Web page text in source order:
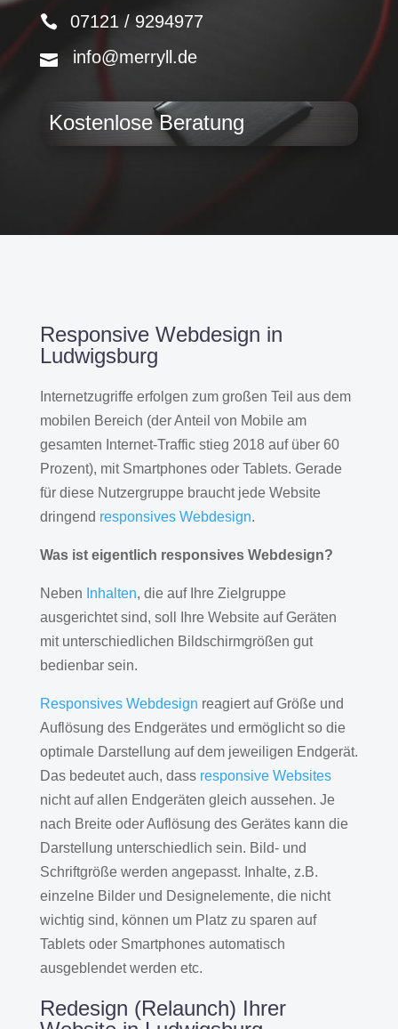
07121 / 9294977
info@merryll.de
Kostenlose Beratung
Responsive Webdesign in
Ludwigsburg
Internetzugriffe erfolgen zum großen Teil aus dem
mobilen Bereich (der Anteil von Mobile am
gesamten Internet-Traffic stieg 2018 auf über 60
Prozent), mit Smartphones oder Tablets. Gerade
für diese Nutzergruppe braucht jede Website
dringend responsives Webdesign.
Was ist eigentlich responsives Webdesign?
Neben Inhalten, die auf Ihre Zielgruppe
ausgerichtet sind, soll Ihre Website auf Geräten
mit unterschiedlichen Bildschirmgrößen gut
bedienbar sein.
Responsives Webdesign reagiert auf Größe und
Auflösung des Endgerätes und ermöglicht so die
optimale Darstellung auf dem jeweiligen Endgerät.
Das bedeutet auch, dass responsive Websites
nicht auf allen Endgeräten gleich aussehen. Je
nach Breite oder Auflösung des Gerätes kann die
Darstellung unterschiedlich sein. Bild- und
Schriftgröße werden angepasst. Inhalte, z.B.
einzelne Bilder und Designelemente, die nicht
wichtig sind, können um Platz zu sparen auf
Tablets oder Smartphones automatisch
ausgeblendet werden etc.
Redesign (Relaunch) Ihrer